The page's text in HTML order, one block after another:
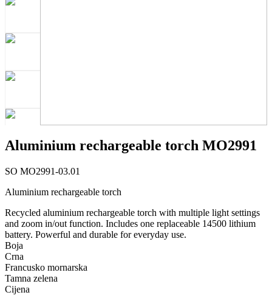
Aluminium rechargeable torch MO2991
SO MO2991-03.01
Aluminium rechargeable torch
Recycled aluminium rechargeable torch with multiple light settings
and zoom in/out function. Includes one replaceable 14500 lithium
battery. Powerful and durable for everyday use.
Boja
Crna
Francusko mornarska
Tamna zelena
Cijena